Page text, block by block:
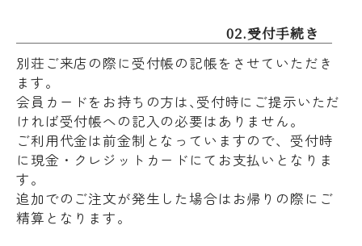
02.受付手続き
別荘ご来店の際に受付帳の記帳をさせていただき
ます。
会員カードをお持ちの方は､受付時にご提示いただ
ければ受付帳への記入の必要はありません。
ご利用代金は前金制となっていますので、受付時
に現金・クレジットカードにてお支払いとなりま
す。
追加でのご注文が発生した場合はお帰りの際にご
精算となります。